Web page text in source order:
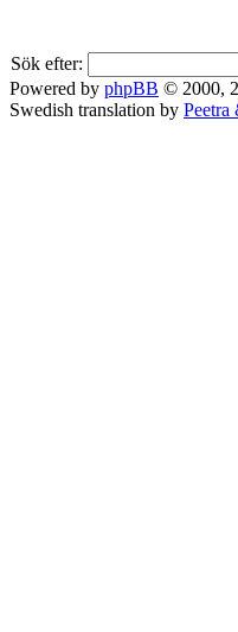
Sök efter:
Powered by phpBB © 2000,
Swedish translation by Peetra